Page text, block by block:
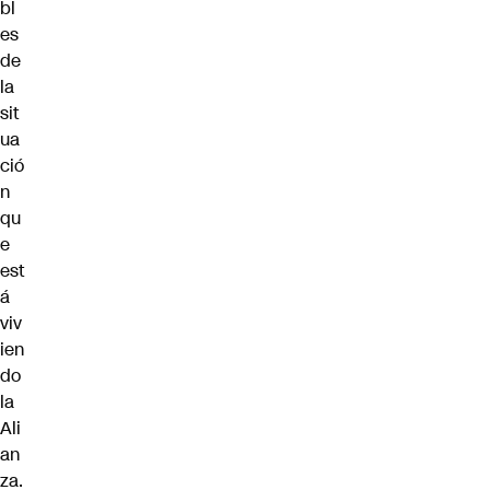
bl
es
de
la
sit
ua
ció
n
qu
e
est
á
viv
ien
do
la
Ali
an
za.